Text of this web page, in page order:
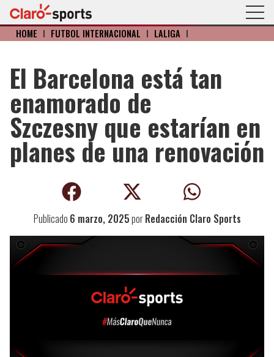
HOME I FÚTBOL INTERNACIONAL I LALIGA I
El Barcelona está tan
enamorado de
Szczesny que estarían en
planes de una renovación
Publicado 6 marzo, 2025porRedacción Claro Sports